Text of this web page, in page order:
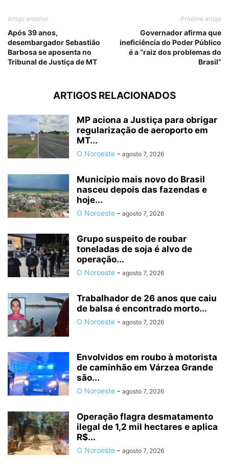
Artigo anterior
Após 39 anos,
desembargador Sebastião
Barbosa se aposenta no
Tribunal de Justiça de MT
Próximo artigo
Governador afirma que
ineficiência do Poder Público
é a “raiz dos problemas do
Brasil”
ARTIGOS RELACIONADOS
MP aciona a Justiça para obrigar
regularização de aeroporto em
MT...
O Noroeste - agosto 7, 2026
Município mais novo do Brasil
nasceu depois das fazendas e
hoje...
O Noroeste - agosto 7, 2026
Grupo suspeito de roubar
toneladas de soja é alvo de
operação...
O Noroeste - agosto 7, 2026
Trabalhador de 26 anos que caiu
de balsa é encontrado morto...
O Noroeste - agosto 7, 2026
Envolvidos em roubo à motorista
de caminhão em Várzea Grande
são...
O Noroeste - agosto 7, 2026
Operação flagra desmatamento
ilegal de 1,2 mil hectares e aplica
R$...
O Noroeste - agosto 7, 2026